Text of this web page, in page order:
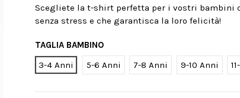
Scegliete la t-shirt perfetta per i vostri bambini
senza stress e che garantisca la loro felicità!
TAGLIA BAMBINO
3-4 Anni
5-6 Anni 7-8 Anni 9-10 Anni